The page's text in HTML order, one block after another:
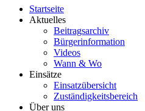
Startseite
Aktuelles
Beitragsarchiv
Bürgerinformation
Videos
Wann & Wo
Einsätze
Einsatzübersicht
Zuständigkeitsbereich
Über uns